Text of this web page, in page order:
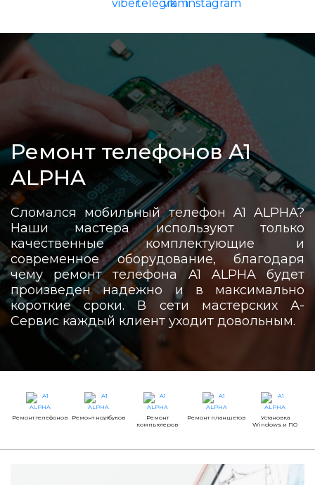
Ремонт телефонов A1
ALPHA
Сломался мобильный телефон A1 ALPHA?
Наши мастера используют только
качественные комплектующие и
современное оборудование, благодаря
чему ремонт телефона A1 ALPHA будет
произведен надежно и в максимально
короткие сроки. В сети мастерских А-
Сервис каждый клиент уходит довольным.
Ремонт телефонов Ремонт ноутбуков
Ремонт
компьютеров
Ремонт планшетов
Установка
Windows и ПО